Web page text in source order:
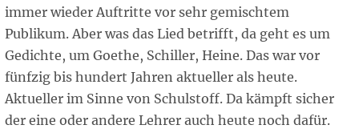
immer wieder Auftritte vor sehr gemischtem
Publikum. Aber was das Lied betrifft, da geht es um
Gedichte, um Goethe, Schiller, Heine. Das war vor
fünfzig bis hundert Jahren aktueller als heute.
Aktueller im Sinne von Schulstoff. Da kämpft sicher
der eine oder andere Lehrer auch heute noch dafür.